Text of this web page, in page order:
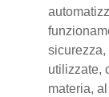
sicurezza,
utilizzate,
materia,